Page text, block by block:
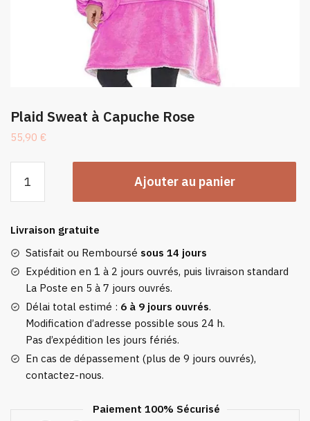
Plaid Sweat à Capuche Rose
55,90 €
Plaid
à
Capuche
Rose
Ajouter au panier
Livraison gratuite
Satisfait ou Remboursé sous 14 jours
Expédition en 1 à 2 jours ouvrés, puis livraison standard
La Poste en 5 à 7 jours ouvrés.
Délai total estimé : 6 à 9 jours ouvrés.
Modification d’adresse possible sous 24 h.
Pas d’expédition les jours fériés.
En cas de dépassement (plus de 9 jours ouvrés),
contactez-nous.
Paiement 100% Sécurisé